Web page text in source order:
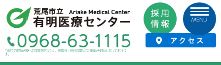
当院での救急医療への支障を防ぐため、時間外・休日の電話は自動音声対応となっておりま
す。
MENU
HOME › 当院について › 理念・方針 › 臨床倫理指針